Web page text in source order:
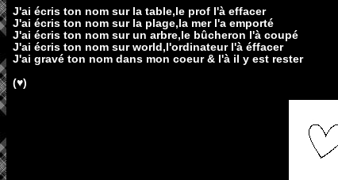
J'ai écris ton nom sur la table,le prof l'à effacer
J'ai écris ton nom sur la plage,la mer l'a emporté
J'ai écris ton nom sur un arbre,le bûcheron l'à coupé
J'ai écris ton nom sur world,l'ordinateur l'à éffacer
J'ai gravé ton nom dans mon coeur & l'à il y est rester
(♥)